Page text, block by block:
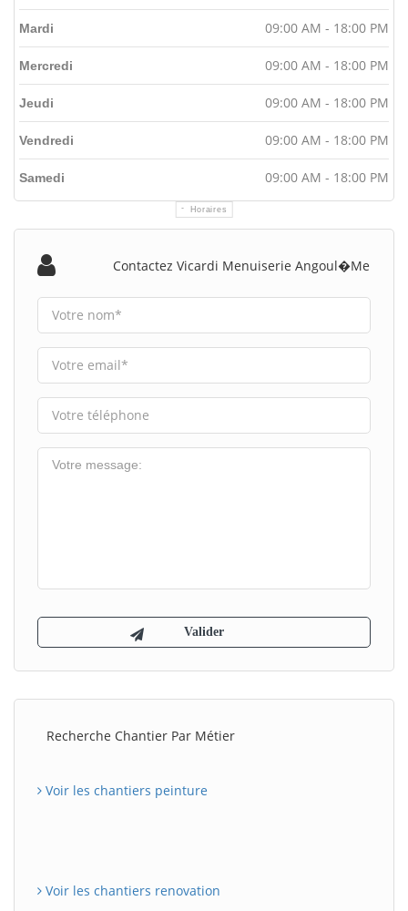
Horaires
Mardi 09:00 AM - 18:00 PM
Mercredi 09:00 AM - 18:00 PM
Jeudi 09:00 AM - 18:00 PM
Vendredi 09:00 AM - 18:00 PM
Samedi 09:00 AM - 18:00 PM
Contactez Vicardi Menuiserie Angoul�me
Recherche Chantier Par Métier
Voir les chantiers peinture
Voir les chantiers renovation